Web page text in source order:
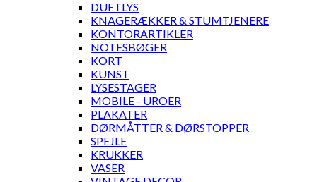
DUFTLYS
KNAGERÆKKER & STUMTJENERE
KONTORARTIKLER
NOTESBØGER
KORT
KUNST
LYSESTAGER
MOBILE - UROER
PLAKATER
DØRMÅTTER & DØRSTOPPER
SPEJLE
KRUKKER
VASER